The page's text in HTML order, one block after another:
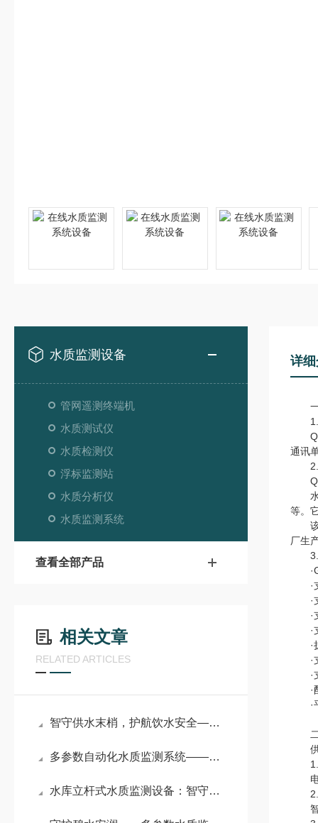
水质监测设备
管网遥测终端机
水质测试仪
水质检测仪
浮标监测站
水质分析仪
水质监测系统
查看全部产品
相关文章
RELATED ARTICLES
智守供水末梢，护航饮水安全——二次供水水质在线监测仪详解
多参数自动化水质监测系统——水环境治理的“智能哨兵”
水库立杆式水质监测设备：智守碧水安澜，赋能水库生态精细化管护
详
一
1.
通讯
2.
水
等。
该
厂生
3.
·支
·支
·支
·支
·扩
·支
·支
·配
·平
二
供
1.
电
2.
智